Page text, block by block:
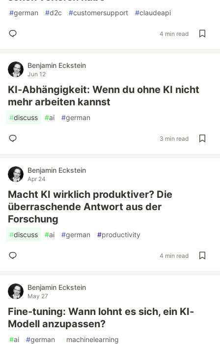
#german #d2c #customersupport #claudeapi
4 min read
Benjamin Eckstein
Jun 12
KI-Abhängigkeit: Wenn du ohne KI nicht
mehr arbeiten kannst
#discuss #ai #german
3 min read
Benjamin Eckstein
Apr 24
Macht KI wirklich produktiver? Die
überraschende Antwort aus der
Forschung
#discuss #ai #german #productivity
4 min read
Benjamin Eckstein
May 27
Fine-tuning: Wann lohnt es sich, ein KI-
Modell anzupassen?
#ai #german #machinelearning